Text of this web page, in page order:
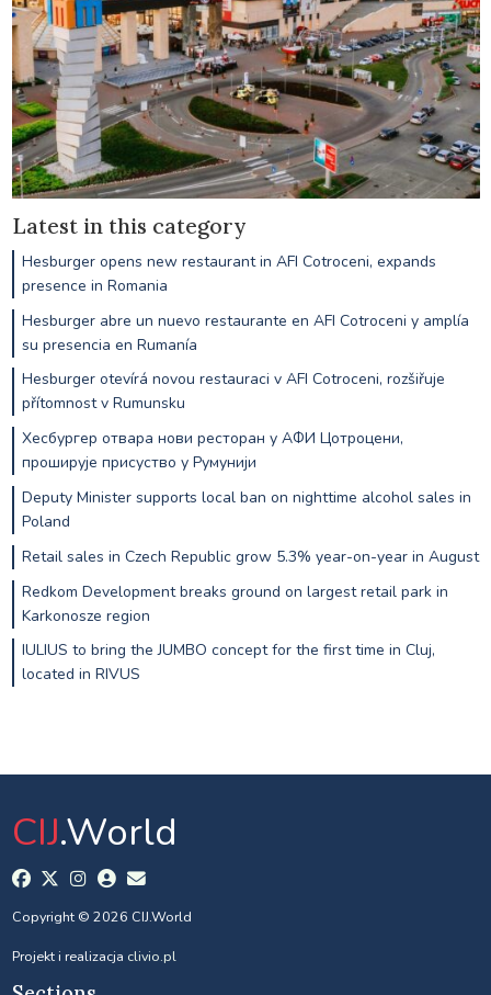
Latest in this category
Hesburger opens new restaurant in AFI Cotroceni, expands
presence in Romania
Hesburger abre un nuevo restaurante en AFI Cotroceni y amplía
su presencia en Rumanía
Hesburger otevírá novou restauraci v AFI Cotroceni, rozšiřuje
přítomnost v Rumunsku
Хесбургер отвара нови ресторан у АФИ Цотроцени,
проширује присуство у Румунији
Deputy Minister supports local ban on nighttime alcohol sales in
Poland
Retail sales in Czech Republic grow 5.3% year-on-year in August
Redkom Development breaks ground on largest retail park in
Karkonosze region
IULIUS to bring the JUMBO concept for the first time in Cluj,
located in RIVUS
CIJ.World
Copyright © 2026 CIJ.World
Projekt i realizacja clivio.pl